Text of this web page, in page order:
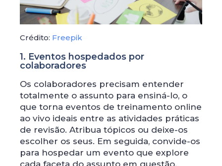
Crédito: Freepik
1. Eventos hospedados por
colaboradores
Os colaboradores precisam entender
totalmente o assunto para ensiná-lo, o
que torna eventos de treinamento online
ao vivo ideais entre as atividades práticas
de revisão. Atribua tópicos ou deixe-os
escolher os seus. Em seguida, convide-os
para hospedar um evento que explore